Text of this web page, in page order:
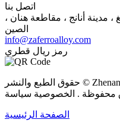
اتصل بنا
مدينة أنانج ، مقاطعة هنان ،
الصين
info@zaferroalloy.com
رمز ريال قطري
حقوق الطبع والنشر © Zhenan جديد المعادن CO . ، Ltd . الكل
محفوظة . الخصوصية سياسة
الصفحة الرئيسية